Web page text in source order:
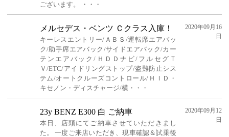
ございます。 ・・・
メルセデス・ベンツ Ｃクラス入庫！
キーレスエントリー/ＡＢＳ/運転席エアバッ
ク/助手席エアバック/サイドエアバック/カー
テンエアバック/ＨＤＤナビ/フルセグＴ
Ｖ/ETC/アイドリングストップ/盗難防止シス
テム/オートクルーズコントロール/ＨＩＤ・
キセノン・ディスチャージ/横・・・
2020年09月16
日
23y BENZ E300 白 ご納車
本日、店頭にてご納車させていただきまし
た。 一度ご来店いただき、現車確認＆試乗後
2020年09月12
日